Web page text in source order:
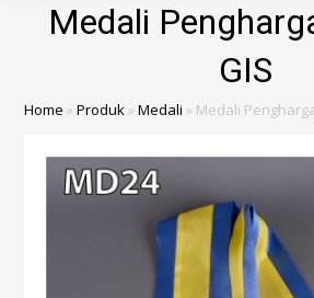
Medali
GIS
Home »Produk»Medali » Medali